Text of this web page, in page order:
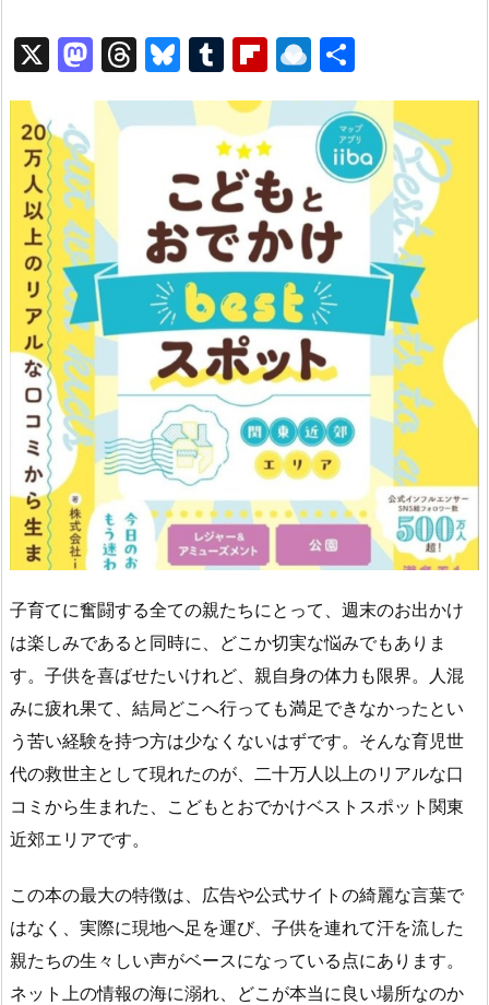
X
M
a
st
o
d
o
n
T
hr
e
s
Bl
u
e
k
y
T
u
m
bl
r
Fl
ip
b
o
ar
d
R
ai
n
dr
o
p.
io
有
子育てに奮闘する全ての親たちにとって、週末のお出かけ
は楽しみであると同時に、どこか切実な悩みでもありま
す。子供を喜ばせたいけれど、親自身の体力も限界。人混
みに疲れ果て、結局どこへ行っても満足できなかったとい
う苦い経験を持つ方は少なくないはずです。そんな育児世
代の救世主として現れたのが、二十万人以上のリアルな口
コミから生まれた、こどもとおでかけベストスポット関東
近郊エリアです。
この本の最大の特徴は、広告や公式サイトの綺麗な言葉で
はなく、実際に現地へ足を運び、子供を連れて汗を流した
親たちの生々しい声がベースになっている点にあります。
ネット上の情報の海に溺れ、どこが本当に良い場所なのか